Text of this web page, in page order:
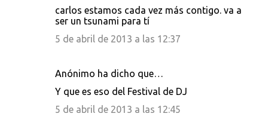
carlos estamos cada vez más contigo. va a
ser un tsunami para tí
5 de abril de 2013 a las 12:37
Anónimo ha dicho que…
Y que es eso del Festival de DJ
5 de abril de 2013 a las 12:45